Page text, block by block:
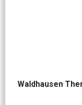
Waldhausen